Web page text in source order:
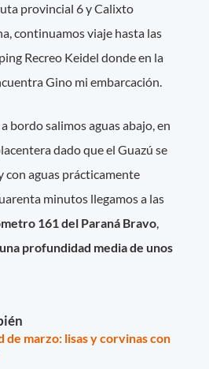
provincial 6 y Calixto
continuamos viaje hasta las
Recreo Keidel donde en la
Gino mi embarcación.
bordo salimos aguas abajo, en
dado que el Guazú se
con aguas prácticamente
minutos llegamos a las
161 del Paraná Bravo,
profundidad media de unos
de marzo: lisas y corvinas con